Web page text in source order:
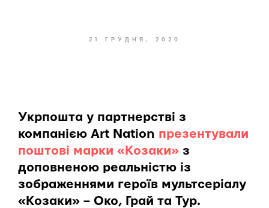
21 ГРУДНЯ, 2020
Укрпошта у партнерстві з
компанією Art Nation презентували
поштові марки «Козаки» з
доповненою реальністю із
зображеннями героїв мультсеріалу
«Козаки» – Око, Грай та Тур.